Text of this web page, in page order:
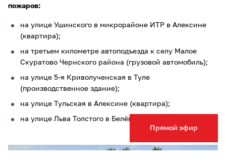
Прямой эфир
пожаров:
на улице Ушинского в микрорайоне ИТР в Алексине
(квартира);
на третьем километре автоподъезда к селу Малое
Скуратово Чернского района (грузовой автомобиль);
на улице 5-я Криволученская в Туле
(производственное здание);
на улице Тульская в Алексине (квартира);
на улице Льва Толстого в Белёве (гараж).